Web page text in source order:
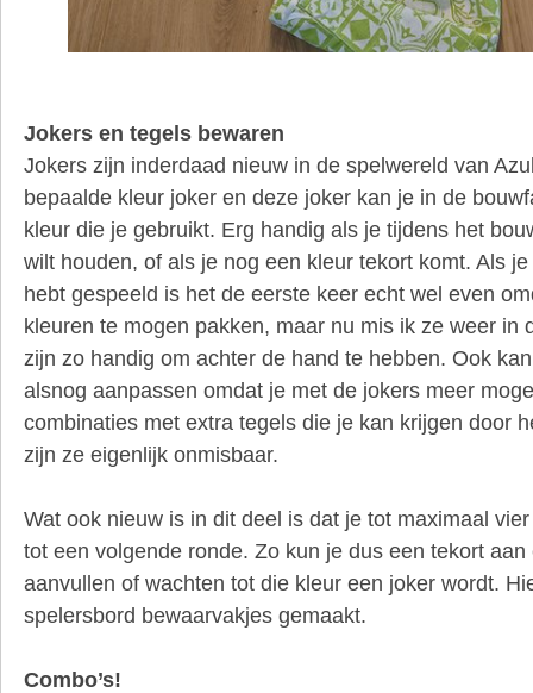
Jokers en tegels bewaren
Jokers zijn inderdaad nieuw in de spelwereld van
bepaalde kleur joker en deze joker kan je in de
kleur die je gebruikt. Erg handig als je tijdens het
wilt houden, of als je nog een kleur tekort komt. Als
hebt gespeeld is het de eerste keer echt wel even
kleuren te mogen pakken, maar nu mis ik ze weer in
zijn zo handig om achter de hand te hebben. Ook
alsnog aanpassen omdat je met de jokers meer
combinaties met extra tegels die je kan krijgen door
zijn ze eigenlijk onmisbaar.
Wat ook nieuw is in dit deel is dat je tot maximaal
tot een volgende ronde. Zo kun je dus een tekort
aanvullen of wachten tot die kleur een joker wordt.
spelersbord bewaarvakjes gemaakt.
Combo’s!